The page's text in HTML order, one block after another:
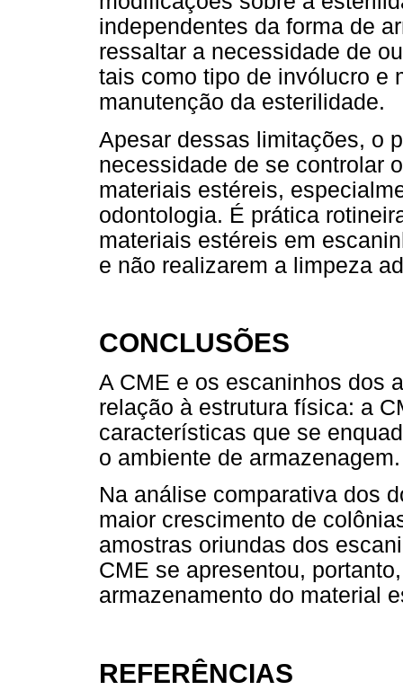
independentes da forma de
ressaltar a necessidade de
tais como tipo de invólucro e
manutenção da esterilidade.
Apesar dessas limitações, o
necessidade de se controlar
materiais estéreis,
odontologia. É prática
materiais estéreis em
e não realizarem a limpeza
CONCLUSÕES
A CME e os escaninhos dos
relação à estrutura física: a
características que se
o ambiente de armazenagem.
Na análise comparativa dos
maior crescimento de
amostras oriundas dos
CME se apresentou,
armazenamento do material
REFERÊNCIAS